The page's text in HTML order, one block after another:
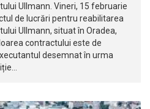
Ullmann. Vineri, 15 februarie
de lucrări pentru reabilitarea
Ullmann, situat în Oradea,
contractului este de
desemnat în urma